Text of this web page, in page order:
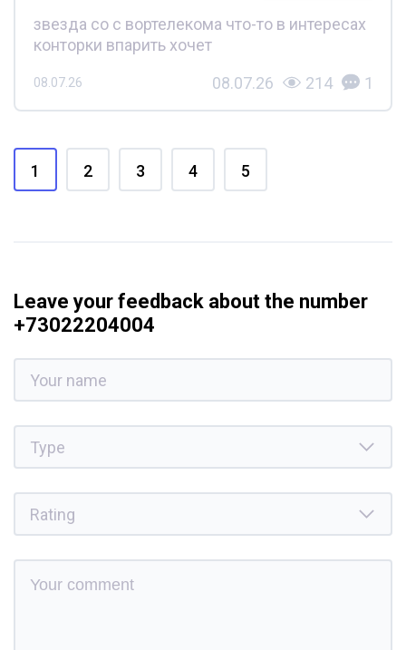
звезда со с вортелекома что-то в интересах
конторки впарить хочет
08.07.26 08.07.26 214 1
1 2 3 4 5
Leave your feedback about the number
+73022204004